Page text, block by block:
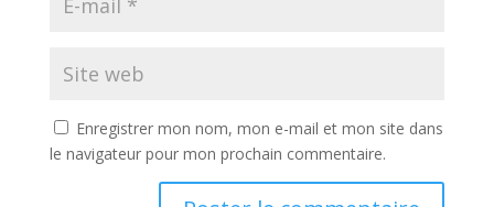
Enregistrer mon nom, mon e-mail et mon site dans
le navigateur pour mon prochain commentaire.